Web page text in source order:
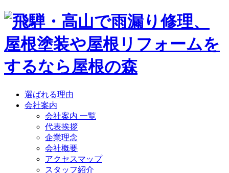
選ばれる理由
会社案内
会社案内 一覧
代表挨拶
企業理念
会社概要
アクセスマップ
スタッフ紹介